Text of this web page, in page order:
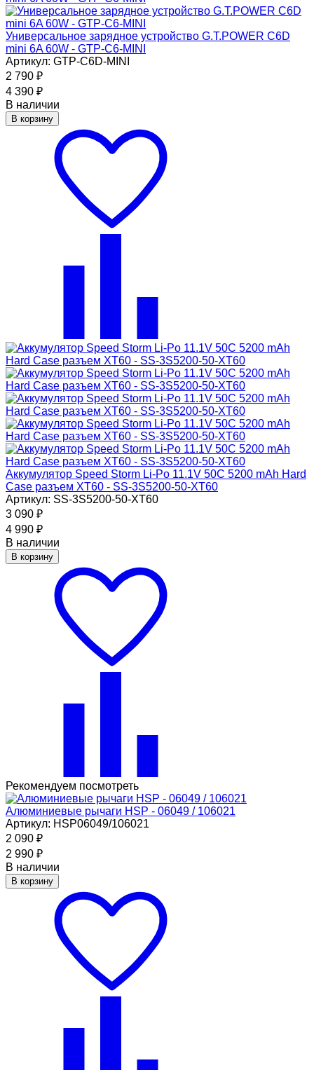
Универсальное зарядное устройство G.T.POWER C6D
mini 6A 60W - GTP-C6-MINI
Артикул: GTP-C6D-MINI
2 790 ₽
4 390 ₽
В наличии
В корзину
Аккумулятор Speed Storm Li-Po 11.1V 50C 5200 mAh Hard
Case разъем XT60 - SS-3S5200-50-XT60
Артикул: SS-3S5200-50-XT60
3 090 ₽
4 990 ₽
В наличии
В корзину
Рекомендуем посмотреть
Алюминиевые рычаги HSP - 06049 / 106021
Артикул: HSP06049/106021
2 090 ₽
2 990 ₽
В наличии
В корзину